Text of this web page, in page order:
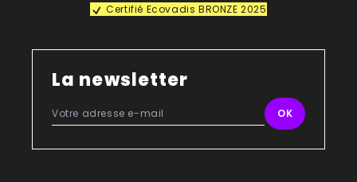
Certifié Ecovadis BRONZE 2025
La newsletter